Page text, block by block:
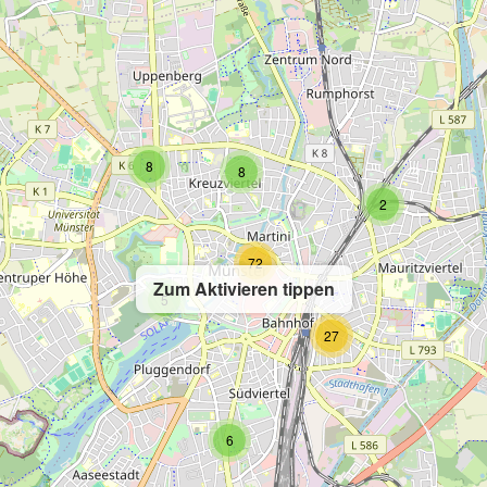
Zum Aktivieren tippen
2
8
6
8
27
5
72